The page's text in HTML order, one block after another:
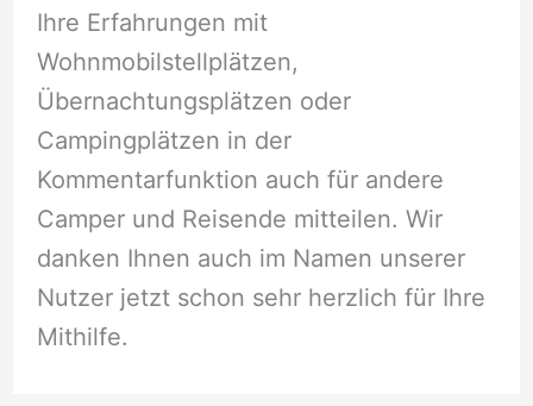
Ihre Erfahrungen mit
Wohnmobilstellplätzen,
Übernachtungsplätzen oder
Campingplätzen in der
Kommentarfunktion auch für andere
Camper und Reisende mitteilen. Wir
danken Ihnen auch im Namen unserer
Nutzer jetzt schon sehr herzlich für Ihre
Mithilfe.